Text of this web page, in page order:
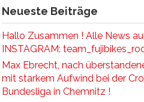
Neueste Beiträge
Hallo Zusammen ! Alle News
INSTAGRAM:
Max Ebrecht, nach
mit starkem Aufwind bei der
Bundesliga in Chemnitz !